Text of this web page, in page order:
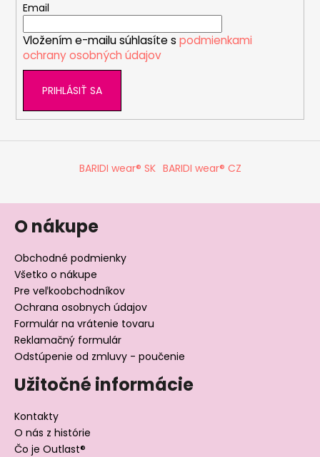
Email
Vložením e-mailu súhlasíte s podmienkami
ochrany osobných údajov
PRIHLÁSIŤ SA
BARIDI wear® SK BARIDI wear® CZ
O nákupe
Obchodné podmienky
Všetko o nákupe
Pre veľkoobchodníkov
Ochrana osobnych údajov
Formulár na vrátenie tovaru
Reklamačný formulár
Odstúpenie od zmluvy - poučenie
Užitočné informácie
Kontakty
O nás z histórie
Čo je Outlast®